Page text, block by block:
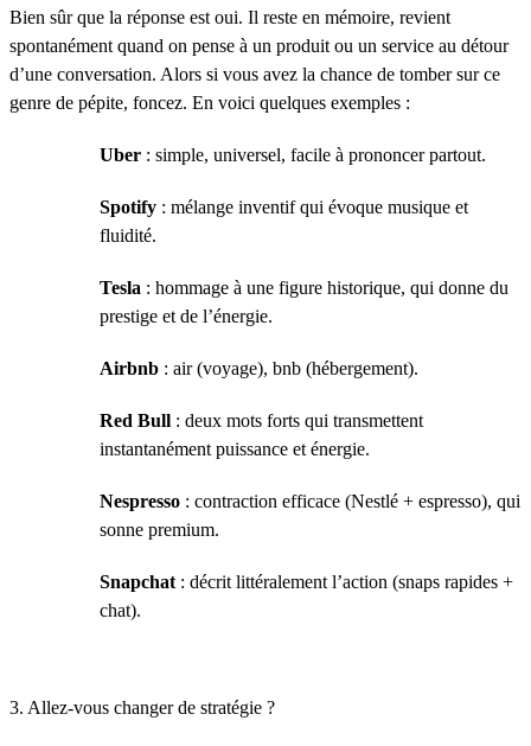
Bien sûr que la réponse est oui. Il reste en mémoire, revient
spontanément quand on pense à un produit ou un service au détour
d’une conversation. Alors si vous avez la chance de tomber sur ce
genre de pépite, foncez. En voici quelques exemples :
Uber : simple, universel, facile à prononcer partout.
Spotify : mélange inventif qui évoque musique et
fluidité.
Tesla : hommage à une figure historique, qui donne du
prestige et de l’énergie.
Airbnb : air (voyage), bnb (hébergement).
Red Bull : deux mots forts qui transmettent
instantanément puissance et énergie.
Nespresso : contraction efficace (Nestlé + espresso), qui
sonne premium.
Snapchat : décrit littéralement l’action (snaps rapides +
chat).
3. Allez-vous changer de stratégie ?